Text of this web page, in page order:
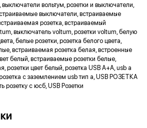
длины зачистки изоляции
и ускоряющая процесс монтажа.
в подрозетнике, не мешая
из свободного положения.
защиты проводов от
выключатели вольтум, розетки и выключатели,
выключатели, встраиваемые
розетка, встраиваемый
выключатель voltum, розетки voltum, белую
белые розетки, розетка белого цвета,
встраиваемая розетка белая, встроенные
белый, встраиваемые розетки белые,
розетки цвет белый, розетка USB A+A, usb a
с заземлением usb тип a, USB РОЗЕТКА
розетку с юсб, USB Розетки